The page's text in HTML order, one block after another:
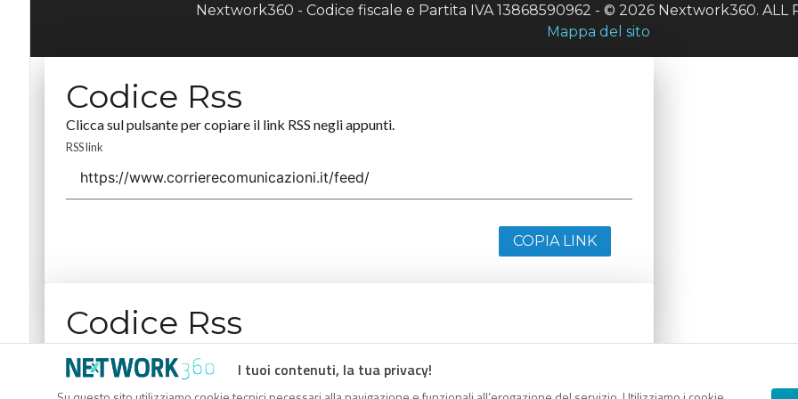
I tuoi contenuti, la tua privacy!
Nextwork360 - Codice fiscale e Partita IVA 13868590962 - © 2026 Nextwork360. ALL
Mappa del sito
Codice Rss
Clicca sul pulsante per copiare il link RSS negli appunti.
RSS link
COPIA LINK
Codice Rss
RSS link